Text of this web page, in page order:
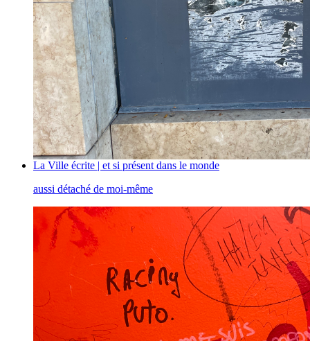
La Ville écrite | et si présent dans le monde
aussi détaché de moi-même